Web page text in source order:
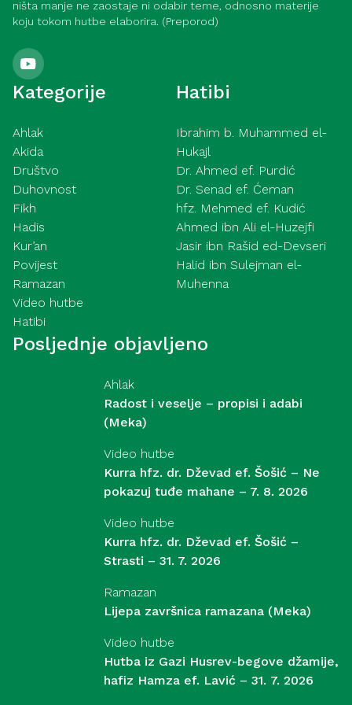
ništa manje ne zaostaje ni odabir teme, odnosno materije
koju tokom hutbe elaborira. (Preporod)
Kategorije
Ahlak
Akida
Društvo
Duhovnost
Fikh
Hadis
Kur’an
Povijest
Ramazan
Video hutbe
Hatibi
Hatibi
Ibrahim b. Muhammed el-
Hukajl
Dr. Ahmed ef. Purdić
Dr. Senad ef. Ćeman
hfz. Mehmed ef. Kudić
Ahmed ibn Ali el-Huzejfi
Jasir ibn Rašid ed-Devseri
Halid ibn Sulejman el-
Muhenna
Posljednje objavljeno
Ahlak
Radost i veselje – propisi i adabi
(Meka)
Video hutbe
Kurra hfz. dr. Dževad ef. Šošić – Ne
pokazuj tuđe mahane – 7. 8. 2026
Video hutbe
Kurra hfz. dr. Dževad ef. Šošić –
Strasti – 31. 7. 2026
Ramazan
Lijepa završnica ramazana (Meka)
Video hutbe
Hutba iz Gazi Husrev-begove džamije,
hafiz Hamza ef. Lavić – 31. 7. 2026